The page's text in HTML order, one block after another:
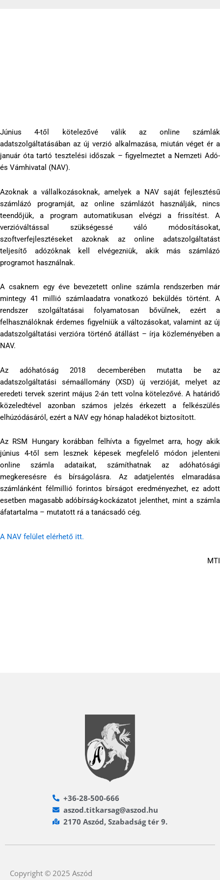
Június 4-től kötelezővé válik az online számlák
adatszolgáltatásában az új verzió alkalmazása, miután véget ér a
január óta tartó tesztelési időszak – figyelmeztet a Nemzeti Adó-
és Vámhivatal (NAV).
Azoknak a vállalkozásoknak, amelyek a NAV saját fejlesztésű
számlázó programját, az online számlázót használják, nincs
teendőjük, a program automatikusan elvégzi a frissítést. A
verzióváltással szükségessé váló módosításokat,
szoftverfejlesztéseket azoknak az online adatszolgáltatást
teljesítő adózóknak kell elvégezniük, akik más számlázó
programot használnak.
A csaknem egy éve bevezetett online számla rendszerben már
mintegy 41 millió számlaadatra vonatkozó beküldés történt. A
rendszer szolgáltatásai folyamatosan bővülnek, ezért a
felhasználóknak érdemes figyelniük a változásokat, valamint az új
adatszolgáltatási verzióra történő átállást – írja közleményében a
NAV.
Az adóhatóság 2018 decemberében mutatta be az
adatszolgáltatási sémaállomány (XSD) új verzióját, melyet az
eredeti tervek szerint május 2-án tett volna kötelezővé. A határidő
közeledtével azonban számos jelzés érkezett a felkészülés
elhúzódásáról, ezért a NAV egy hónap haladékot biztosított.
Az RSM Hungary korábban felhívta a figyelmet arra, hogy akik
június 4-től sem lesznek képesek megfelelő módon jelenteni
online számla adataikat, számíthatnak az adóhatósági
megkeresésre és bírságolásra. Az adatjelentés elmaradása
számlánként félmillió forintos bírságot eredményezhet, ez adott
esetben magasabb adóbírság-kockázatot jelenthet, mint a számla
áfatartalma – mutatott rá a tanácsadó cég.
A NAV felület elérhető itt.
MTI
+36-28-500-666
aszod.titkarsag@aszod.hu
2170 Aszód, Szabadság tér 9.
Copyright © 2025 Aszód